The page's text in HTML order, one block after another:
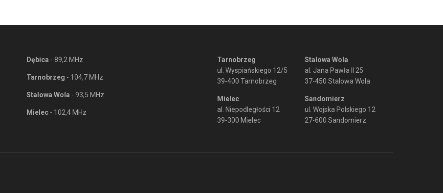
Dębica - 89,2 MHz
Tarnobrzeg - 104,7 MHz
Stalowa Wola - 93,5 MHz
Mielec - 102,4 MHz
Tarnobrzeg
ul. Wyspiańskiego 12/5
39-400 Tarnobrzeg
Mielec
al. Niepodległości 12
39-300 Mielec
Stalowa Wola
al. Jana Pawła II 25
37-450 Stalowa Wola
Sandomierz
ul. Wojska Polskiego 12
27-600 Sandomierz